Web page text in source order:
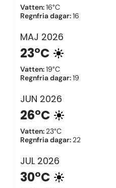
Vatten:16°C
Regnfria dagar:16
MAJ 2026
23°C
Vatten:19°C
Regnfria dagar:19
JUN 2026
26°C
Vatten: 23°C
Regnfria dagar: 22
JUL 2026
30°C